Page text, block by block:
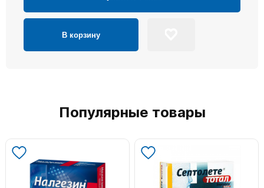
В корзину
Популярные товары